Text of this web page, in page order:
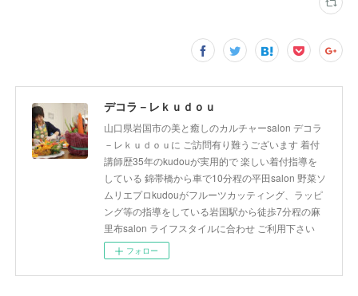
デコラ－レｋｕｄｏｕ
山口県岩国市の美と癒しのカルチャーsalon デコラ
－レｋｕｄｏｕに ご訪問有り難うございます 着付
講師歴35年のkudouが実用的で 楽しい着付指導を
している 錦帯橋から車で10分程の平田salon 野菜ソ
ムリエプロkudouがフルーツカッティング、ラッピ
ング等の指導をしている岩国駅から徒歩7分程の麻
里布salon ライフスタイルに合わせ ご利用下さい
フォロー